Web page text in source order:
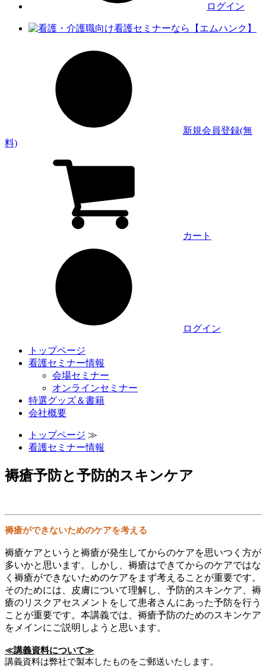
ログイン
新規会員登録(無
料)
カート
ログイン
トップページ
看護セミナー情報
会場セミナー
オンラインセミナー
特選グッズ＆書籍
会社概要
トップページ ≫
看護セミナー情報
褥瘡予防と予防的スキンケア
褥瘡ができないためのケアを考える
褥瘡ケアというと褥瘡が発生してからのケアを思いつく方が
多いかと思います。しかし、褥瘡はできてからのケアではな
く褥瘡ができないためのケアをまず考えることが重要です。
そのためには、皮膚について理解し、予防的スキンケア、褥
瘡のリスクアセスメントをして患者さんにあった予防を行う
ことが重要です。本講義では、褥瘡予防のためのスキンケア
をメインにご説明しようと思います。
≪講義資料について≫
講義資料は弊社で製本したものをご郵送いたします。